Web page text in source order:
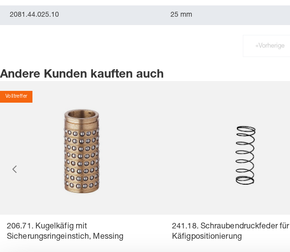
2081.44.025.10 25 mm
«Vorherige
Andere Kunden kauften auch
Volltreffer
206.71. Kugelkäfig mit
Sicherungsringeinstich, Messing
241.18. Schraubendruckfeder für
Käfigpositionierung